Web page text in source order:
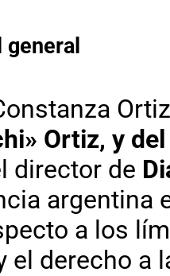
Ortiz, y
director de
argentina
a los
el derecho a